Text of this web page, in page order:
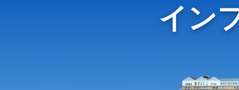
イン